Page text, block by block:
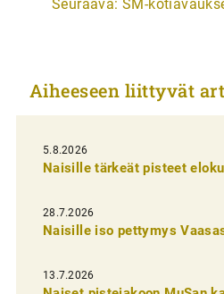
t
k
e
l
i
e
n
e
Seuraava: SM-
Aiheeseen liittyvät
5.8.2026
Naisille tärkeät pisteet
28.7.2026
Naisille iso pettymys
13.7.2026